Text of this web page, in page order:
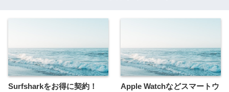
Surfsharkをお得に契約！
Apple Watchなどスマートウ